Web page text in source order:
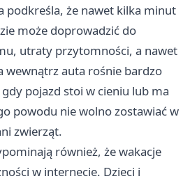
podkreśla, że nawet kilka minut
może doprowadzić do
utraty przytomności, a nawet
wewnątrz auta rośnie bardzo
pojazd stoi w cieniu lub ma
powodu nie wolno zostawiać w
zwierząt.
również, że wakacje
w internecie. Dzieci i